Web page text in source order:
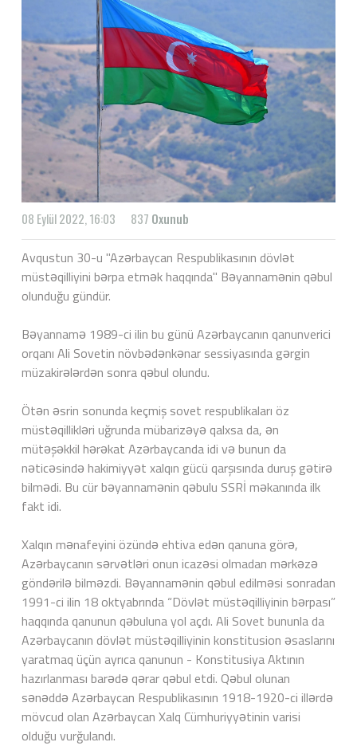
08 Eylül 2022, 16:03 837 Oxunub
Avqustun 30-u "Azərbaycan Respublikasının dövlət
müstəqilliyini bərpa etmək haqqında" Bəyannamənin qəbul
olunduğu gündür.
Bəyannamə 1989-ci ilin bu günü Azərbaycanın qanunverici
orqanı Ali Sovetin növbədənkənar sessiyasında gərgin
müzakirələrdən sonra qəbul olundu.
Ötən əsrin sonunda keçmiş sovet respublikaları öz
müstəqillikləri uğrunda mübarizəyə qalxsa da, ən
mütəşəkkil hərəkat Azərbaycanda idi və bunun da
nəticəsində hakimiyyət xalqın gücü qarşısında duruş gətirə
bilmədi. Bu cür bəyannamənin qəbulu SSRİ məkanında ilk
fakt idi.
Xalqın mənafeyini özündə ehtiva edən qanuna görə,
Azərbaycanın sərvətləri onun icazəsi olmadan mərkəzə
göndərilə bilməzdi. Bəyannamənin qəbul edilməsi sonradan
1991-ci ilin 18 oktyabrında “Dövlət müstəqilliyinin bərpası”
haqqında qanunun qəbuluna yol açdı. Ali Sovet bununla da
Azərbaycanın dövlət müstəqilliyinin konstitusion əsaslarını
yaratmaq üçün ayrıca qanunun - Konstitusiya Aktının
hazırlanması barədə qərar qəbul etdi. Qəbul olunan
sənəddə Azərbaycan Respublikasının 1918-1920-ci illərdə
mövcud olan Azərbaycan Xalq Cümhuriyyətinin varisi
olduğu vurğulandı.